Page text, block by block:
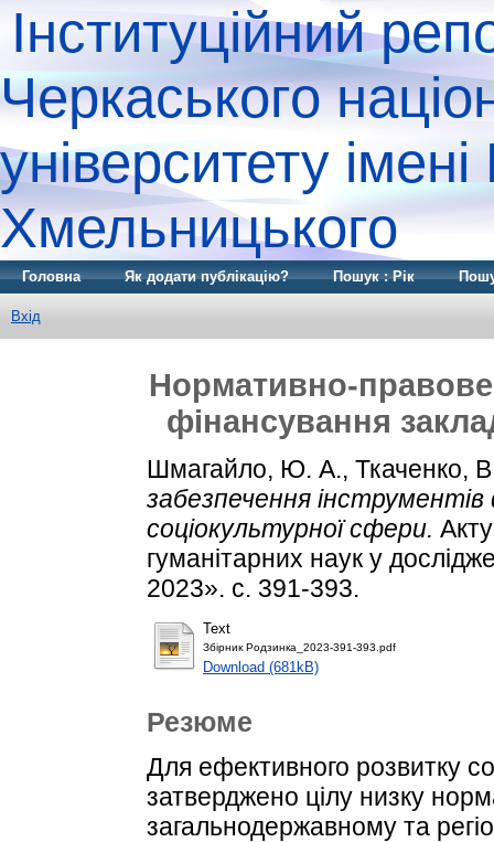
Інституційний
Черкаського
університету
Хмельницького
Головна Як додати публікацію? Пошук : Рік
Вхід
Нормативно-правове
фінансування
Шмагайло, Ю. А., Ткаченко,
забезпечення інструментів
соціокультурної сфери.
гуманітарних наук у
2023». с. 391-393.
Text
Збірник Родзинка_2023-391-393.pdf
Download (681kB)
Резюме
Для ефективного розвитку
затверджено цілу низку
загальнодержавному та